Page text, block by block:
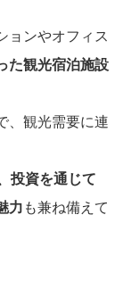
ョンやオフィス
た観光宿泊施設
、観光需要に連
投資を通じて
力 も兼ね備えて